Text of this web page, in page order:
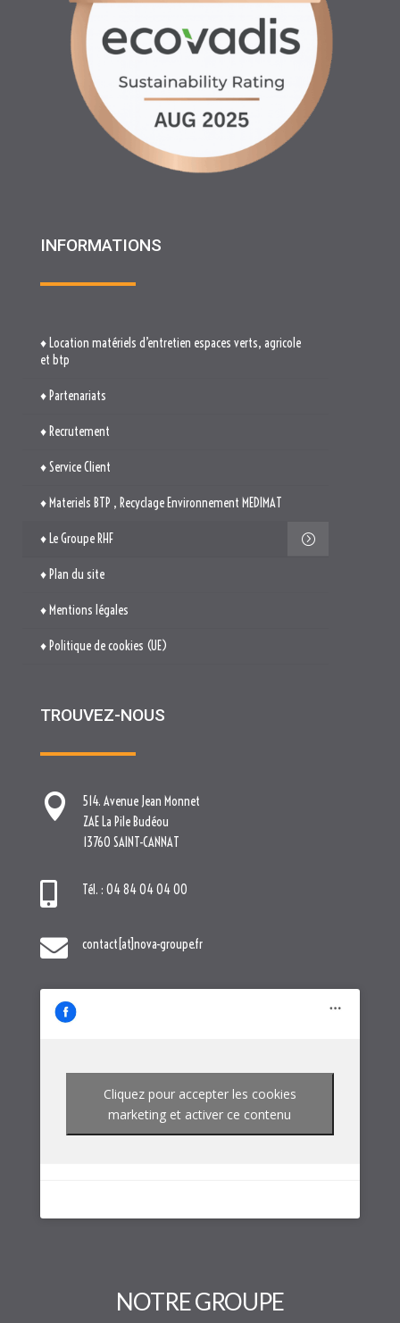
INFORMATIONS
♦ Location matériels d’entretien espaces verts, agricole
et btp
♦ Partenariats
♦ Recrutement
♦ Service Client
♦ Materiels BTP , Recyclage Environnement MEDIMAT
♦ Le Groupe RHF
♦ Plan du site
♦ Mentions légales
♦ Politique de cookies (UE)
TROUVEZ-NOUS

514. Avenue Jean Monnet
ZAE La Pile Budéou
13760 SAINT-CANNAT
 Tél. : 04 84 04 04 00
 contact[at]nova-groupe.fr
Cliquez pour accepter les cookies
marketing et activer ce contenu
NOTRE GROUPE